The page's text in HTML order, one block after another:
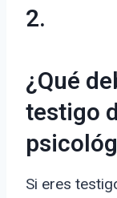
2.
¿Qué
testigo
Si eres